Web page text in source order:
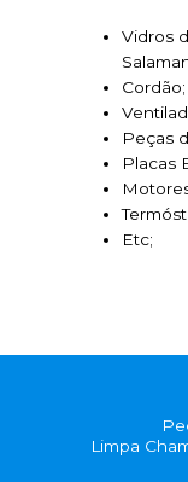
Vidros
Cordão;
Peças
Placas
Etc;
Limpa